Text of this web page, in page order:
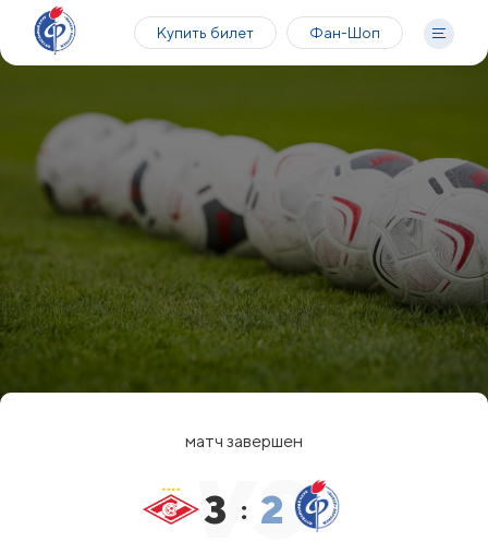
Купить билет Фан-Шоп
матч завершен
3 : 2